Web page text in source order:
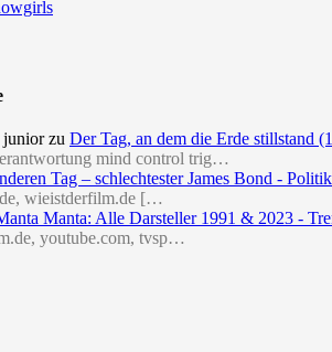
junior zu Der Tag, an dem die Erde stillstand
mind control trig…
Tag – schlechtester James Bond -
wieistderfilm.de […
Manta: Alle Darsteller 1991 & 2023 -
youtube.com, tvsp…